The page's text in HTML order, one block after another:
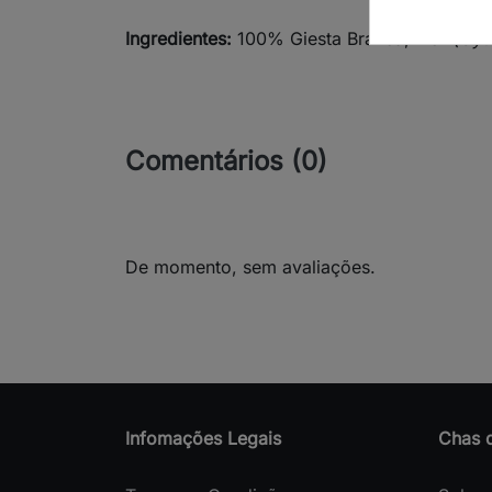
Ingredientes: 100% Giesta Branca, Flor (
Comentários (0)
De momento, sem avaliações.
Infomações Legais Chas